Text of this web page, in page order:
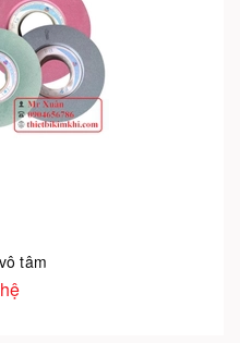
tâm